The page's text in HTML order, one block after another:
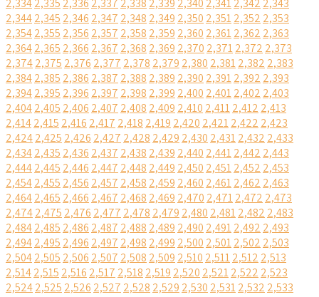
2,3342,335 2,336 2,337 2,338 2,339 2,340 2,3412,342 2,343
2,3442,345 2,346 2,347 2,348 2,349 2,350 2,3512,352 2,353
2,3542,355 2,356 2,357 2,358 2,359 2,360 2,3612,362 2,363
2,3642,365 2,366 2,367 2,368 2,369 2,370 2,3712,372 2,373
2,3742,375 2,376 2,377 2,378 2,379 2,380 2,3812,382 2,383
2,3842,385 2,386 2,387 2,388 2,389 2,390 2,3912,392 2,393
2,3942,395 2,396 2,397 2,398 2,399 2,400 2,4012,402 2,403
2,4042,405 2,406 2,407 2,408 2,409 2,410 2,4112,412 2,413
2,4142,415 2,416 2,417 2,418 2,419 2,420 2,4212,422 2,423
2,4242,425 2,426 2,427 2,428 2,429 2,430 2,4312,432 2,433
2,4342,435 2,436 2,437 2,438 2,439 2,440 2,4412,442 2,443
2,4442,445 2,446 2,447 2,448 2,449 2,450 2,4512,452 2,453
2,4542,455 2,456 2,457 2,458 2,459 2,460 2,4612,462 2,463
2,4642,465 2,466 2,467 2,468 2,469 2,470 2,4712,472 2,473
2,4742,475 2,476 2,477 2,478 2,479 2,480 2,4812,482 2,483
2,4842,485 2,486 2,487 2,488 2,489 2,490 2,4912,492 2,493
2,4942,495 2,496 2,497 2,498 2,499 2,500 2,5012,502 2,503
2,5042,505 2,506 2,507 2,508 2,509 2,510 2,5112,512 2,513
2,5142,515 2,516 2,517 2,518 2,519 2,520 2,5212,522 2,523
2,5242,525 2,526 2,527 2,528 2,529 2,530 2,5312,532 2,533